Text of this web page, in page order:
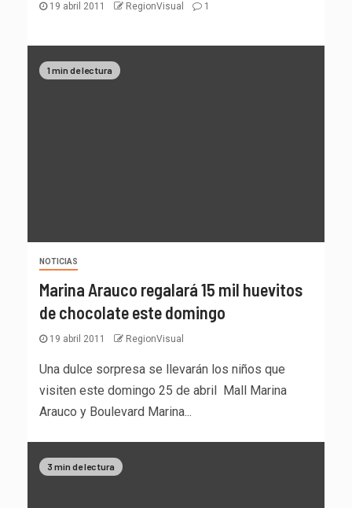
19 abril 2011 RegionVisual 1
1 min de lectura
NOTICIAS
Marina Arauco regalará 15 mil huevitos
de chocolate este domingo
19 abril 2011 RegionVisual
Una dulce sorpresa se llevarán los niños que
visiten este domingo 25 de abril Mall Marina
Arauco y Boulevard Marina...
3 min de lectura